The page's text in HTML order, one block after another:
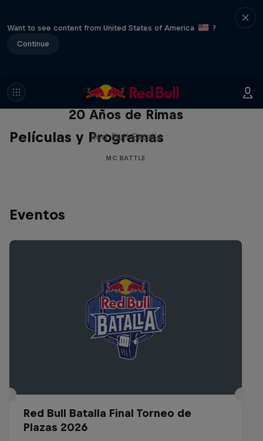
Want to see content from United States of America
?
Continue
Películas y Programas
Red Bull Batalla Nueva Historia:
20 Años de Rimas
Red Bull Batalla
MC BATTLE
Eventos
Red Bull Batalla Final Torneo de
Plazas 2026